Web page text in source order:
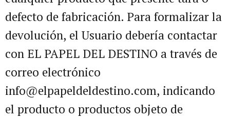
defecto de fabricación. Para formalizar la
devolución, el Usuario debería contactar
con EL PAPEL DEL DESTINO a través de
correo electrónico
info@elpapeldeldestino.com, indicando
el producto o productos objeto de